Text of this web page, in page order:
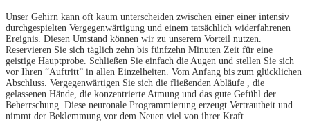
Unser Gehirn kann oft kaum unterscheiden zwischen einer einer intensiv
durchgespielten Vergegenwärtigung und einem tatsächlich widerfahrenen
Ereignis. Diesen Umstand können wir zu unserem Vorteil nutzen.
Reservieren Sie sich täglich zehn bis fünfzehn Minuten Zeit für eine
geistige Hauptprobe. Schließen Sie einfach die Augen und stellen Sie sich
vor Ihren “Auftritt” in allen Einzelheiten. Vom Anfang bis zum glücklichen
Abschluss. Vergegenwärtigen Sie sich die fließenden Abläufe , die
gelassenen Hände, die konzentrierte Atmung und das gute Gefühl der
Beherrschung. Diese neuronale Programmierung erzeugt Vertrautheit und
nimmt der Beklemmung vor dem Neuen viel von ihrer Kraft.